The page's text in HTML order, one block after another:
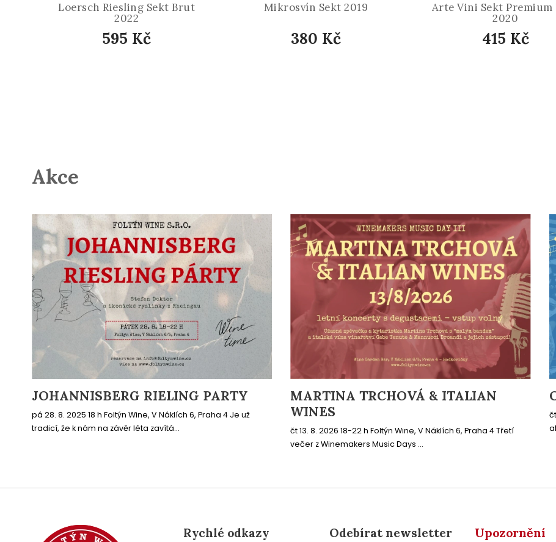
Loersch Riesling Sekt Brut
2022
595 Kč
Mikrosvín Sekt 2019
380 Kč
Arte Vini Sekt
2020
415 Kč
Akce
JOHANNISBERG RIELING PARTY
pá 28. 8. 2025 18 h Foltýn Wine, V Náklích 6, Praha 4 Je už
tradicí, že k nám na závěr léta zavítá...
MARTINA TRCHOVÁ & ITALIAN
WINES
čt 13. 8. 2026 18-22 h Foltýn Wine, V Náklích 6, Praha 4 Třetí
večer z Winemakers Music Days ...
Rychlé odkazy Odebírat newsletter Upozornění